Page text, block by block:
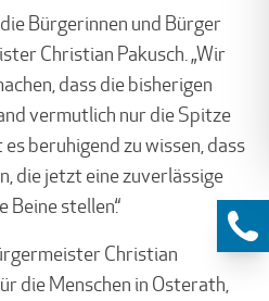
Bürgerinnen und Bürger
Christian Pakusch. „Wir
dass die bisherigen
vermutlich nur die Spitze
beruhigend zu wissen, dass
die jetzt eine zuverlässige
stellen.“
Christian
die Menschen in Osterath,